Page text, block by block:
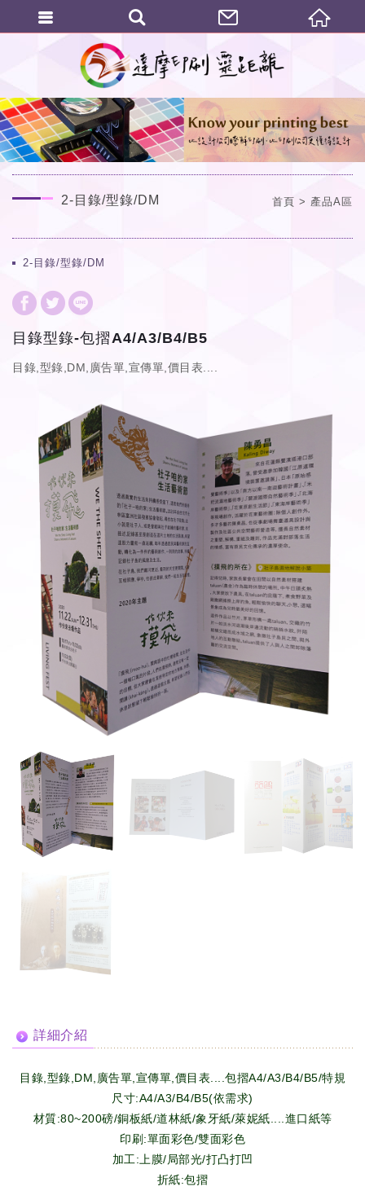
首頁 產品A區
2-目錄/型錄/DM
2-目錄/型錄/DM
目錄型錄-包摺A4/A3/B4/B5
目錄,型錄,DM,廣告單,宣傳單,價目表....
詳細介紹
目錄,型錄,DM,廣告單,宣傳單,價目表....包摺A4/A3/B4/B5/特規
尺寸:A4/A3/B4/B5(依需求)
材質:80~200磅/銅板紙/道林紙/象牙紙/萊妮紙....進口紙等
印刷:單面彩色/雙面彩色
加工:上膜/局部光/打凸打凹
折紙:包摺
繁體中文